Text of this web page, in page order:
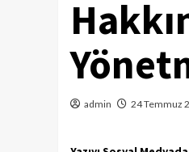
admin 24 Temmuz